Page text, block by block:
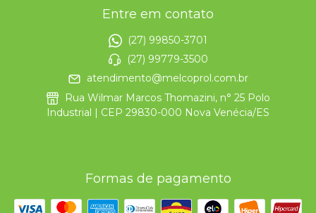
Entre em contato
(27) 99850-3701
(27) 99779-3500
atendimento@melcoprol.com.br
Rua Wilmar Marcos Thomazini, n° 25 Polo
Industrial | CEP 29830-000 Nova Venécia/ES
Formas de pagamento